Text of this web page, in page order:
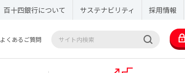
百十四銀行について サステナビリティ 採用情報
よくあるご質問